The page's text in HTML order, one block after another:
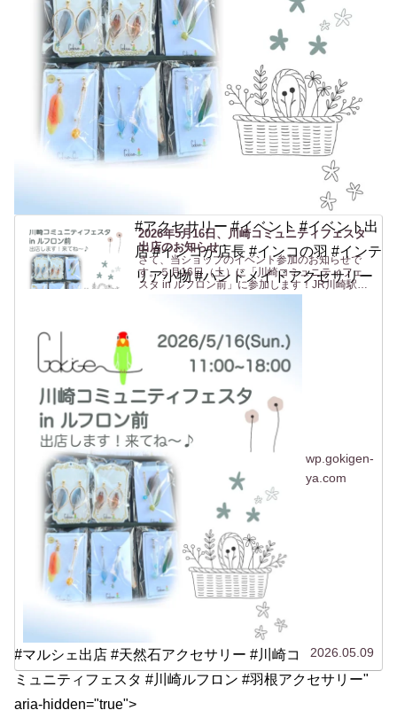
2026年5月16日、川崎コミュニティフェスタ
出店のお知らせ
さて、当ショップのイベント参加のお知らせで
す。５月16日（土）に「川崎コミュニティフェ
スタ in ルフロン前」に参加します！JR川崎駅東
口 からすぐの駅前広場(ルフロン前広場)での開催
wp.gokigen-
ya.com
2026.05.09
#アクセサリー #イベント #イベント出
店 #インコが店長 #インコの羽 #インテ
リア小物 #ハンドメイドアクセサリー
#マルシェ出店 #天然石アクセサリー #川崎コ
ミュニティフェスタ #川崎ルフロン #羽根アクセサリー"
aria-hidden="true">